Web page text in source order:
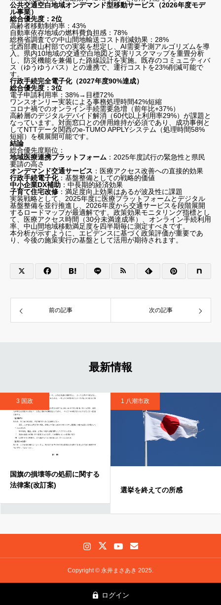
公共交通空白地域オンデマンド型移動サービス（2026年度モデ
ル事業）
総合優先度：2位
高齢者移動制約率：43%
自動車依存地域の燃料費負担感：78%
総務省調査での中山間地輸送コスト削減効果：28%
北西部農山村部での実装を想定し、AI需要予測アルゴリズムを導
入。県内10地域の交通空白地図と災害リスクマップを重畳分析
し、防災機能を兼備した路線設計を実施。既存のコミュニティバ
ス（ゆうゆうバス）との連携で、運行コストを23%削減可能で
す。
行政手続完全電子化（2027年度90%達成）
総合優先度：3位
電子申請利用率：38%→目標72%
ワンスオンリー実装による事務処理時間42%短縮
コロナ禍でのオンライン手続需要急増（前年比+37%）
高齢層のデジタルデバイド解消（60代以上利用率29%）が課題と
なっています。対面窓口との併用維持が必須であり、成功事例と
してNTTデータ関西のe-TUMO APPLYシステム（処理時間58%
短縮）を横展開可能です。
結論
総合優先度順位：
地域医療連携プラットフォーム ：2025年度試行の緊急性と県民
要請の高さ
オンデマンド交通サービス ：医療アクセス改善への直接的効果
行政手続電子化：基盤整備としての戦略的価値
中小企業DX補助 ：中長期的経済効果
子育て住宅改修 ：満足度向上効果はあるが波及性に課題
実装戦略として、2025年度に医療プラットフォームとデジタル
基盤整備を並行推進し、2026年度から交通サービスを段階展開
するロードマップが最適解です。政策効果モニタリング指標とし
て、医療アクセス時間（30分未満達成率）、オンライン手続利用
率、中山間地域移動満足度を四半期毎に測定すべきです。
本分析が示すように、エビデンスに基づく政策評価が重要であ
り、今後の施策実行の基盤として活用が期待されます。
前の記事 次の記事
最新情報
3 国政
国旗の損壊等の処罰に関する
法律案(改訂案)
1 八潮市政
選挙を終えての所感
Copyright © 永井まさあき 2025.
ログイン